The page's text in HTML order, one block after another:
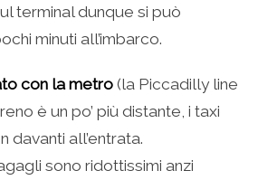
terminal dunque si può
minuti all’imbarco.
con la metro (la Piccadilly line
è un po’ più distante, i taxi
davanti all’entrata.
sono ridottissimi anzi